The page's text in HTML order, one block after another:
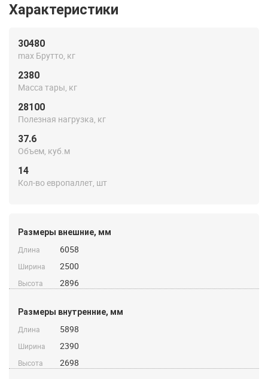
Характеристики
30480
max Брутто, кг
2380
Масса тары, кг
28100
Полезная нагрузка, кг
37.6
Объем, куб.м
14
Кол-во европаллет, шт
Размеры внешние, мм
Длина
6058
Ширина 2500
Высота 2896
Размеры внутренние, мм
Длина
5898
Ширина 2390
Высота 2698